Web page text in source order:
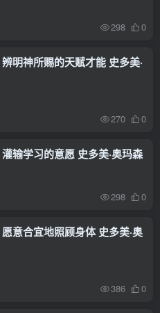
298 0
明神所赐的天赋才能 史多美·
270 0
输学习的意愿 史多美·奥玛森
298 0
意合宜地照顾身体 史多美·奥
386 0